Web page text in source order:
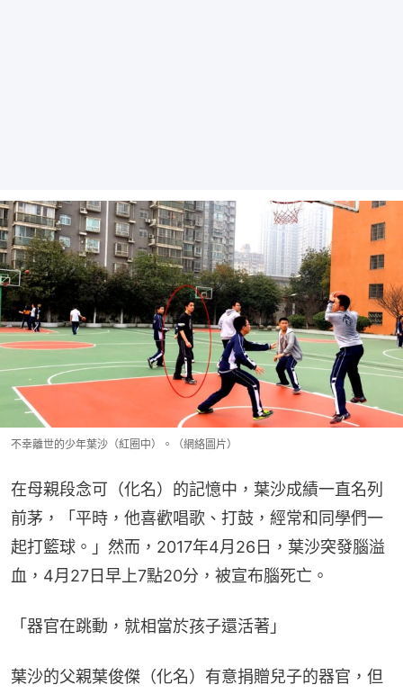
不幸離世的少年葉沙（紅圈中）。（網絡圖片）
在母親段念可（化名）的記憶中，葉沙成績一直名列
前茅，「平時，他喜歡唱歌、打鼓，經常和同學們一
起打籃球。」然而，2017年4月26日，葉沙突發腦溢
血，4月27日早上7點20分，被宣布腦死亡。
「器官在跳動，就相當於孩子還活著」
葉沙的父親葉俊傑（化名）有意捐贈兒子的器官，但